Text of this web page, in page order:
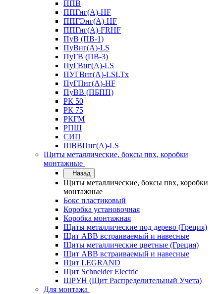
ППВ
ППГнг(А)-HF
ППГЭнг(А)-HF
ППГнг(А)-FRHF
ПуВ (ПВ-1)
ПуВнг(А)-LS
ПуГВ (ПВ-3)
ПуГВнг(А)-LS
ПУГВнг(А)-LSLTx
ПуГПнг(А)-HF
ПуВВ (ПБПП)
РК 50
РК 75
РКГМ
РПШ
СИП
ШВВПнг(А)-LS
Щиты металлические, боксы пвх, коробки
монтажные
Назад
Щиты металлические, боксы пвх, коробки
монтажные
Бокс пластиковый
Коробка установочная
Коробка монтажная
Щиты металлические под дерево (Греция)
Щит ABB встраиваемый и навесные
Щиты металлические цветные (Греция)
Щит ABB встраиваемый и навесные
Щит LEGRAND
Щит Schneider Electric
ЩРУН (Щит Распределительный Учета)
Для монтажа